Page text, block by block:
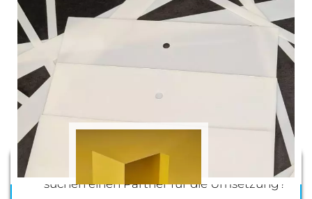
Sie möchten ein Projekt realisieren und
suchen einen Partner für die Umsetzung?